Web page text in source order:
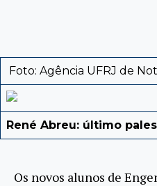
Foto: Agência UFRJ de
René Abreu: último
Os novos alunos de